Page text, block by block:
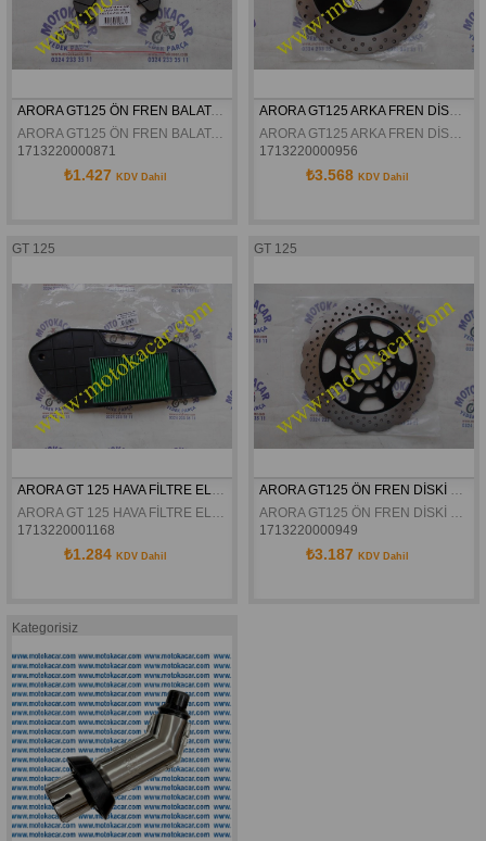
ARORA GT125 ÖN FREN BALATASI ORJİNAL
ARORA GT125 ÖN FREN BALATASI ORJİNAL
1713220000871
₺1.427 KDV Dahil
1713220000956
₺3.568 KDV Dahil
GT 125
1713220001168
₺1.284 KDV Dahil
GT 125
1713220000949
₺3.187 KDV Dahil
Kategorisiz